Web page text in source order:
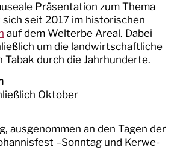
Präsentation zum Thema
seit 2017 im historischen
auf dem Welterbe Areal. Dabei
um die landwirtschaftliche
Tabak durch die Jahrhunderte.
Oktober
ausgenommen an den Tagen der
–Sonntag und Kerwe-